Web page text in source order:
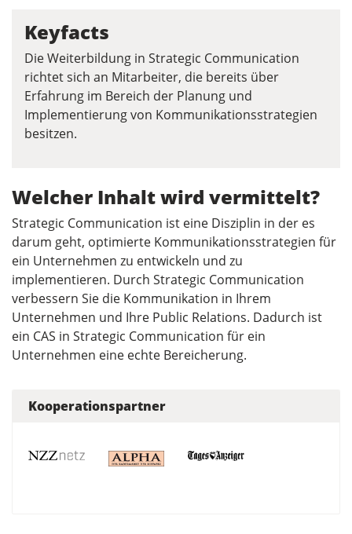
Keyfacts
Die Weiterbildung in Strategic Communication
richtet sich an Mitarbeiter, die bereits über
Erfahrung im Bereich der Planung und
Implementierung von Kommunikationsstrategien
besitzen.
Welcher Inhalt wird vermittelt?
Strategic Communication ist eine Disziplin in der es
darum geht, optimierte Kommunikationsstrategien für
ein Unternehmen zu entwickeln und zu
implementieren. Durch Strategic Communication
verbessern Sie die Kommunikation in Ihrem
Unternehmen und Ihre Public Relations. Dadurch ist
ein CAS in Strategic Communication für ein
Unternehmen eine echte Bereicherung.
Kooperationspartner